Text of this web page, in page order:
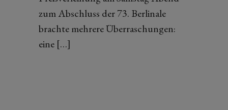
zum Abschluss der 73. Berlinale
brachte mehrere Überraschungen:
eine […]